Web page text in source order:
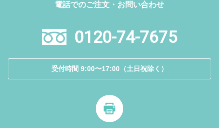
電話でのご注文・お問い合わせ
0120-74-7675
受付時間 9:00〜17:00（土日祝除く）